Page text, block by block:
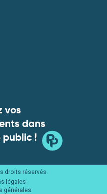
vos
dans
public !
droits réservés.
légales
générales